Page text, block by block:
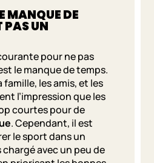
MANQUE DE
PAS UN
pour ne pas
le manque de temps.
famille, les amis, et les
l’impression que les
courtes pour de
. Cependant, il est
le sport dans un
avec un peu de